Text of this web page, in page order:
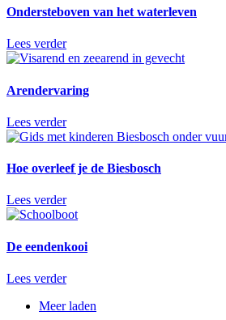
Ondersteboven van het waterleven
Lees verder
Arendervaring
Lees verder
Hoe overleef je de Biesbosch
Lees verder
De eendenkooi
Lees verder
Meer laden